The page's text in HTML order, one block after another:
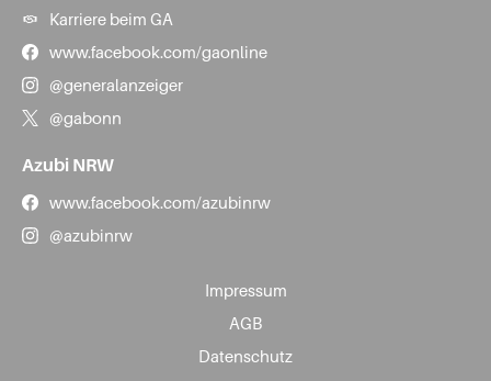
Karriere beim GA
www.facebook.com/gaonline
@generalanzeiger
@gabonn
Azubi NRW
www.facebook.com/azubinrw
@azubinrw
Impressum
AGB
Datenschutz